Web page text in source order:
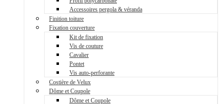
Accessoires pergola & véranda
Finition toiture
Fixation couverture
Kit de fixation
Vis de couture
Cavalier
Pontet
Vis auto-perforante
Costière de Velux
Dôme et Coupole
Dôme et Coupole